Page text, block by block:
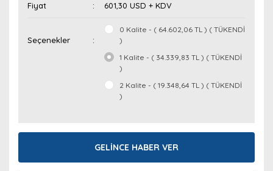
Fiyat 601,30 USD + KDV
Seçenekler
0 Kalite - ( 64.602,06 TL ) ( TÜKENDİ
)
1 Kalite - ( 34.339,83 TL ) ( TÜKENDİ
)
2 Kalite - ( 19.348,64 TL ) ( TÜKENDİ
)
GELİNCE HABER VER